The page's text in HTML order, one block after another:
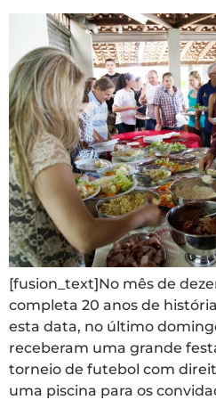
[fusion_text]No mês de
completa 20 anos de
esta data, no último
receberam uma grande
torneio de futebol com
uma piscina para os